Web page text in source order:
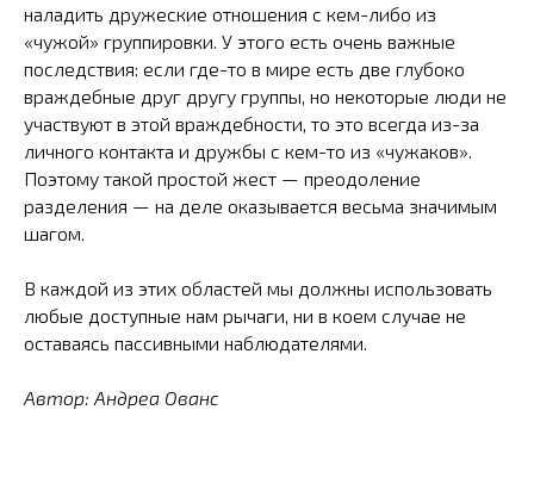
наладить дружеские отношения с кем-либо из
«чужой» группировки. У этого есть очень важные
последствия: если где-то в мире есть две глубоко
враждебные друг другу группы, но некоторые люди не
участвуют в этой враждебности, то это всегда из-за
личного контакта и дружбы с кем-то из «чужаков».
Поэтому такой простой жест — преодоление
разделения — на деле оказывается весьма значимым
шагом.
В каждой из этих областей мы должны использовать
любые доступные нам рычаги, ни в коем случае не
оставаясь пассивными наблюдателями.
Автор: Андреа Ованс